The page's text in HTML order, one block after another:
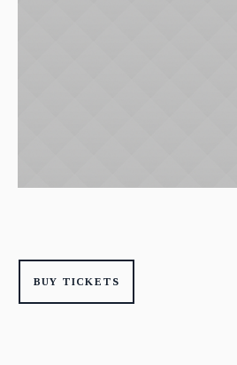
BUY TICKETS